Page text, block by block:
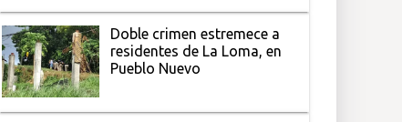
Doble crimen estremece a
residentes de La Loma, en
Pueblo Nuevo